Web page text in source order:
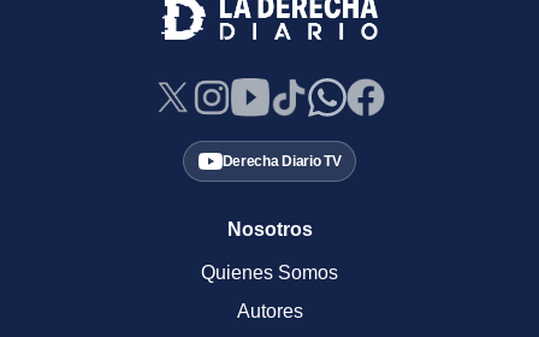
Derecha Diario TV
Nosotros
Quienes Somos
Autores